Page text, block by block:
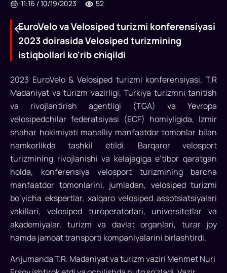
EuroVelo
va
Velosiped
turizmi
konferensiyasi
2023
doirasida
Velosiped
turizmining
11:16 /10/19/2023 52
EuroVelo va Velosiped turizmi konferensiyasi
2023 doirasida Velosiped turizmining
istiqbollari ko'rib chiqildi
2023 EuroVelo & Velosiped turizmi konferensiyasi, T.R
Madaniyat va turizm vazirligi, Turkiya turizmni tanitish
va rivojlantirish agentligi (TGA) va Yevropa
velosipedchilar federatsiyasi (ECF) homiyligida, Izmir
shahar hokimiyati mahalliy manfaatdor tomonlar bilan
hamkorlikda tashkil etildi. Barqaror velosport
turizmining rivojlanishi va kelajagiga e’tibor qaratgan
holda, konferensiya velosport turizmining barcha
manfaatdor tomonlarini, jumladan, velosiped turizmi
bo‘yicha ekspertlar, xalqaro velosiped assotsiatsiyalari
vakillari, velosiped turoperatorlari, universitetlar va
akademiyalar, turizm va davlat organlari, turar joy
hamda jamoat transporti kompaniyalarini birlashtirdi.
Anjumanda T.R. Madaniyat va turizm vaziri Mehmet Nuri